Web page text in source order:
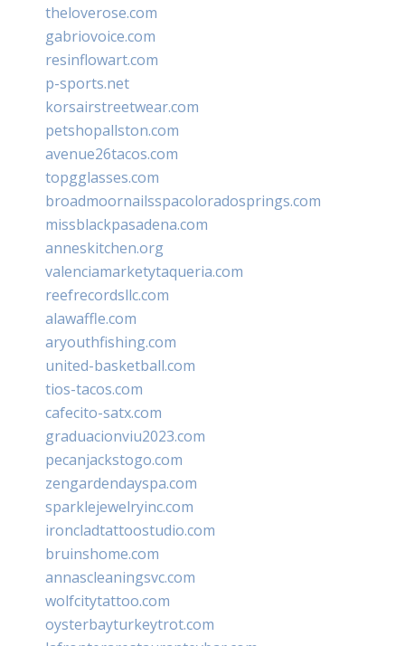
theloverose.com
gabriovoice.com
resinflowart.com
p-sports.net
korsairstreetwear.com
petshopallston.com
avenue26tacos.com
topgglasses.com
broadmoornailsspacoloradosprings.com
missblackpasadena.com
anneskitchen.org
valenciamarketytaqueria.com
reefrecordsllc.com
alawaffle.com
aryouthfishing.com
united-basketball.com
tios-tacos.com
cafecito-satx.com
graduacionviu2023.com
pecanjackstogo.com
zengardendayspa.com
sparklejewelryinc.com
ironcladtattoostudio.com
bruinshome.com
annascleaningsvc.com
wolfcitytattoo.com
oysterbayturkeytrot.com